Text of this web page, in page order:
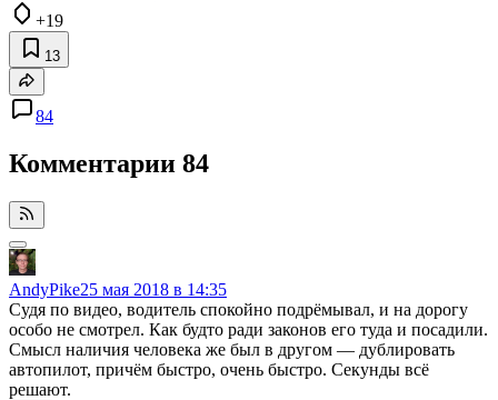
+19
13
84
Комментарии 84
AndyPike25 мая 2018 в 14:35
Судя по видео, водитель спокойно подрёмывал, и на дорогу
особо не смотрел. Как будто ради законов его туда и посадили.
Смысл наличия человека же был в другом — дублировать
автопилот, причём быстро, очень быстро. Секунды всё
решают.